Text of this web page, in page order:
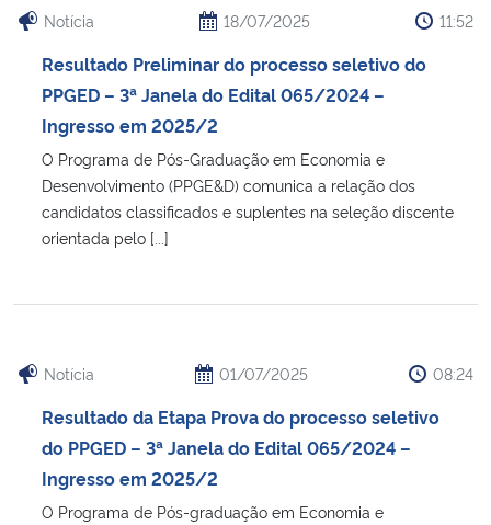
Notícia 18/07/2025 11:52
Resultado Preliminar do processo seletivo do
PPGED – 3ª Janela do Edital 065/2024 –
Ingresso em 2025/2
O Programa de Pós-Graduação em Economia e
Desenvolvimento (PPGE&D) comunica a relação dos
candidatos classificados e suplentes na seleção discente
orientada pelo [...]
Notícia 01/07/2025 08:24
Resultado da Etapa Prova do processo seletivo
do PPGED – 3ª Janela do Edital 065/2024 –
Ingresso em 2025/2
O Programa de Pós-graduação em Economia e